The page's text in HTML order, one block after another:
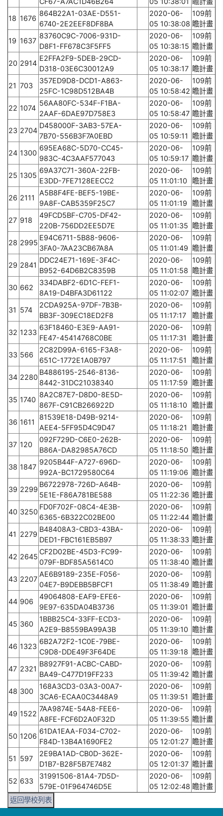
18 1676
864B22A1-03AE-D551-
6740-2E2EEF8DF8BA
2020-06-
05 10:38:08
109前
瞻計畫
19 1637
83760C9C-7006-931D-
D8F1-FF678C3F5FF5
2020-06-
05 10:38:15
109前
瞻計畫
20 2914
E2FFA2F9-5DEB-29CD-
D318-03E6C30012A9
2020-06-
05 10:38:17
109前
瞻計畫
21 703
357ED9D8-DCD1-A863-
25FC-1C98D512BA4B
2020-06-
05 10:58:42
109前
瞻計畫
22 1074
56AA80FC-534F-F1BA-
2AAF-6DAE97D758E3
2020-06-
05 10:58:47
109前
瞻計畫
23 2704
D458000F-3AB3-57EA-
7B70-556B3F7A0EBD
2020-06-
05 10:59:11
109前
瞻計畫
24 1300
695EA68C-5D70-CC45-
983C-4C3AAF577043
2020-06-
05 10:59:17
109前
瞻計畫
25 1305
69A37C71-360A-22FB-
E3DD-7FE7128EECC2
2020-06-
05 11:01:10
109前
瞻計畫
26 2111
A5B8F4FE-BEF5-19BE-
9A8F-CAB5359F25C7
2020-06-
05 11:01:19
109前
瞻計畫
27 918
49FCD5BF-C705-DF42-
220B-756DD2EE5D7E
2020-06-
05 11:01:35
109前
瞻計畫
28 2995
E94C6711-5B88-9606-
3FA0-7AA23CB67A8A
2020-06-
05 11:01:49
109前
瞻計畫
29 2841
DDC24E71-169E-3F4C-
B952-64D6B2C8359B
2020-06-
05 11:01:58
109前
瞻計畫
30 662
334DABF2-6D1C-FEF1-
8A19-D4BFA3D61122
2020-06-
05 11:02:07
109前
瞻計畫
31 574
2CDA925A-97DF-7B3B-
BB3F-309EC18ED2F8
2020-06-
05 11:17:17
109前
瞻計畫
32 1233
63F18460-E3E9-AA91-
FE47-45414768C0BE
2020-06-
05 11:17:31
109前
瞻計畫
33 566
2C82D99A-6165-F3A8-
651C-1772E1A0B797
2020-06-
05 11:17:51
109前
瞻計畫
34 2280
B4886195-2546-8136-
8442-31DC21038340
2020-06-
05 11:17:59
109前
瞻計畫
35 1740
8A2C87E7-D8D0-8E5D-
867F-C91CB266922D
2020-06-
05 11:18:10
109前
瞻計畫
36 1611
81539E18-D49B-9214-
AEE4-5FF95D4C9D47
2020-06-
05 11:18:21
109前
瞻計畫
37 120
092F729D-C6E0-262B-
B86A-DA82985A76CD
2020-06-
05 11:18:50
109前
瞻計畫
38 1847
9205B44F-A727-696D-
992A-BC1729580C64
2020-06-
05 11:19:06
109前
瞻計畫
39 2299
B6722978-726D-A64B-
5E1E-F86A781BE588
2020-06-
05 11:22:36
109前
瞻計畫
40 3250
FD0F702F-08C4-4E3B-
6365-6B322C02BE00
2020-06-
05 11:22:44
109前
瞻計畫
41 2279
B48408A3-CBD3-43BA-
DED1-FBC161EB5B97
2020-06-
05 11:38:33
109前
瞻計畫
42 2645
CF2D02BE-45D3-FC99-
079F-BDF85A5614C0
2020-06-
05 11:38:40
109前
瞻計畫
43 2207
AE6B9189-235E-F056-
04E7-B9DEBB5BFCF1
2020-06-
05 11:38:49
109前
瞻計畫
44 906
49064808-EAF9-EFE6-
9E97-635DA04B3736
2020-06-
05 11:39:01
109前
瞻計畫
45 360
1BBB25C4-33FF-ECD3-
A2E9-B8559BA99A3B
2020-06-
05 11:39:10
109前
瞻計畫
46 1323
6B2A72F2-1C0E-79BE-
C9D8-DDE49F3F64DE
2020-06-
05 11:39:18
109前
瞻計畫
47 2321
B8927F91-ACBC-CABD-
BA49-C477D19FF233
2020-06-
05 11:39:42
109前
瞻計畫
48 300
168A3CD3-03A3-00A7-
3CA6-ECAA0C3448A9
2020-06-
05 11:39:51
109前
瞻計畫
49 1522
7AA9874E-54A8-FEE6-
A8FE-FCF6D2A0F32D
2020-06-
05 11:39:55
109前
瞻計畫
50 1206
61DA1EAA-F034-C702-
F84D-13B4A1690FE2
2020-06-
05 12:01:27
109前
瞻計畫
51 597
2E9BA1AD-CB0D-362E-
D1B7-B28F5B7E7482
2020-06-
05 12:01:37
109前
瞻計畫
52 633
31991506-81A4-7D5D-
579E-01F964746D5E
2020-06-
05 12:02:48
109前
瞻計畫
返回學校列表